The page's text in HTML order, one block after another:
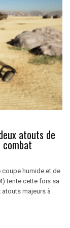
atouts de
combat
humide et de
tente cette fois sa
majeurs à